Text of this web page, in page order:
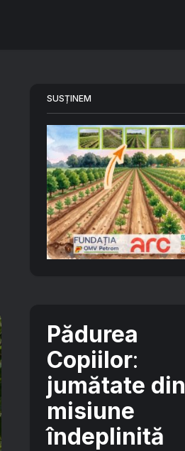
SUSȚINEM
Pădurea
Copiilor:
jumătate din
misiune
îndeplinită